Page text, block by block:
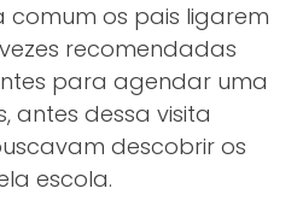
comum os pais ligarem
recomendadas
para agendar uma
antes dessa visita
descobrir os
escola.